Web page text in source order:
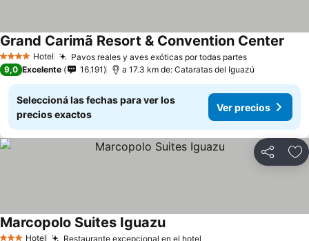
4 EstrellasHotel Pavos reales y aves exóticas por todas partes
Grand Carimã Resort & Convention Center
9,0 Excelente 16.191 a 17.3 km de: Cataratas del Iguazú
Seleccioná las fechas para ver los
precios exactos
Ver precios
Compartir
Hotel Restaurante excepcional en el hotel
Marcopolo Suites Iguazu